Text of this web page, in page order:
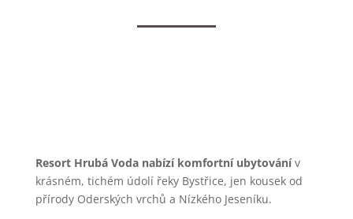
Resort Hrubá Voda nabízí komfortní ubytovánív
krásném, tichém údolí řeky Bystřice, jen kousek od
přírody Oderských vrchů a Nízkého Jeseníku.